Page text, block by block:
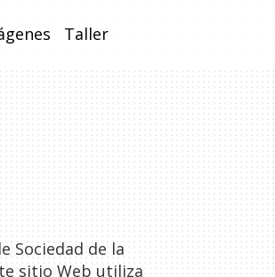
Taller
Sociedad de la
sitio Web utiliza